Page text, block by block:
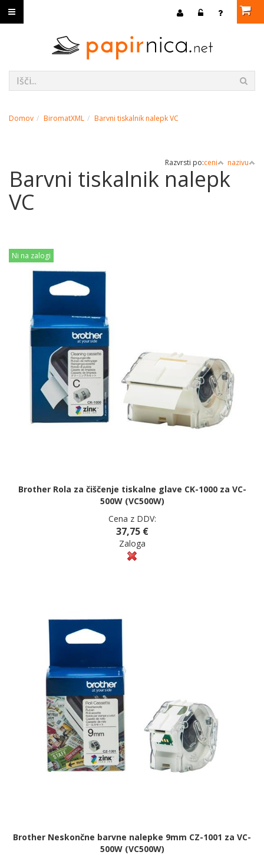
Domov BiromatXML Barvni tiskalnik nalepk VC
Razvrsti po:ceni nazivu
Barvni tiskalnik nalepk
VC
Ni na zalogi
Brother Rola za čiščenje tiskalne glave CK-1000 za VC-
500W (VC500W)
Cena z DDV:
37,75 €
Zaloga
Brother Neskončne barvne nalepke 9mm CZ-1001 za VC-
500W (VC500W)